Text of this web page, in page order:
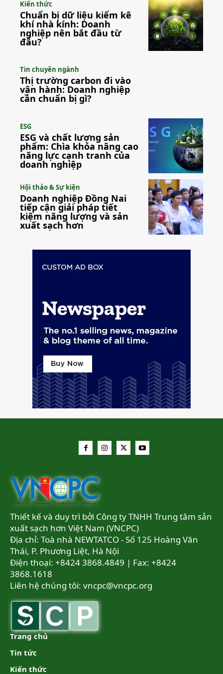
Kiến thức
Chuẩn bị dữ liệu kiểm kê
khí nhà kính: Doanh
nghiệp nên bắt đầu từ
đâu?
Tin chuyên ngành
Thị trường carbon đi vào
vận hành: Doanh nghiệp
cần chuẩn bị gì?
ESG
ESG và chất lượng sản
phẩm: Chìa khóa nâng cao
năng lực cạnh tranh của
doanh nghiệp
Hội thảo & Sự kiện
Doanh nghiệp Đồng Nai
tiếp cận giải pháp tiết
kiệm năng lượng và sản
xuất sạch hơn
Thiết kế và duy trì bởi Công ty TNHH Trung tâm sản
xuất sạch hơn Việt Nam (VNCPC)
Địa chỉ: Toà nhà NEWTATCO - Số 125 Hoàng Văn
Thái, P. Phương Liệt, Hà Nội
Điện thoại: +8424 3868.4849 | Fax: +8424
3868.1618
Liên hệ chúng tôi: vncpc@vncpc.org
Trang chủ
Tin tức
Kiến thức